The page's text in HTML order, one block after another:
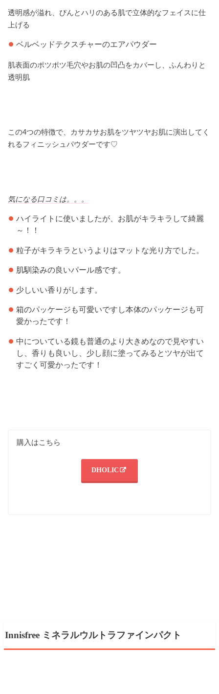
透明感が溢れ、ぴんとハリのある肌で立体的なフェイスに仕
上げる
ベルベッドテクスチャーのエアパウダー
肌表面のポツポツ毛穴やお肌の凹凸をカバーし、ふんわりと
透明肌
この4つの特徴で、カサカサお肌をツヤツヤお肌に演出してく
れるフィニッシュパウダーです♡
気になる口コミは。。。
ハイライトに使いましたが、お肌がキラキラして綺麗
～！！
粒子がキラキラというよりはマットな光り方でした。
肌馴染みの良いパール感です。
少しいい香りがします。
箱のパッケージも可愛いですし本体のパッケージも可
愛かったです！
中についている鏡も普通のより大きめなので見やすい
し、香りも良いし、少し顔に塗ってみるとツヤが出て
すごく可愛かったです！
購入はこちら
DHOLIC
Innisfree ミネラルウルトラファインパクト